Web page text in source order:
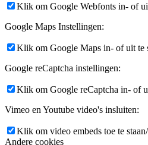
Klik om Google Webfonts in- of
Google Maps Instellingen:
Klik om Google Maps in- of uit te
Google reCaptcha instellingen:
Klik om Google reCaptcha in- of
Vimeo en Youtube video's insluiten:
Klik om video embeds toe te
Andere cookies